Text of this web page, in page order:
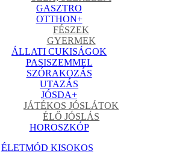
GASZTRO
OTTHON+
FÉSZEK
GYERMEK
ÁLLATI CUKISÁGOK
PASISZEMMEL
SZÓRAKOZÁS
UTAZÁS
JÓSDA+
JÁTÉKOS JÓSLÁTOK
ÉLŐ JÓSLÁS
HOROSZKÓP
ÉLETMÓD KISOKOS